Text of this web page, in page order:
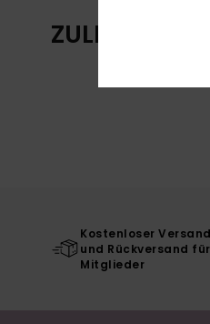
ZULETZT
Kostenloser Versand
und Rückversand für
Mitglieder